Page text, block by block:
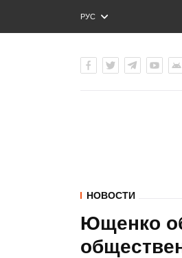
РУС
ENG
НОВОСТИ
Ющенко